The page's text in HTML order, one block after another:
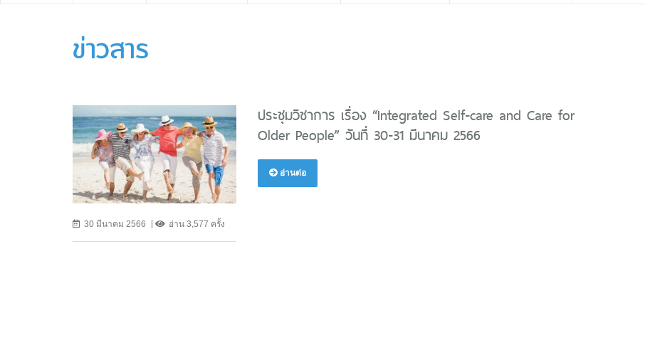
ข่าวสาร
30 มีนาคม 2566 อ่าน 3,577 ครั้ง
ประชุมวิชาการ เรื่อง “Integrated Self-care and Care for
Older People” วันที่ 30-31 มีนาคม 2566
อ่านต่อ